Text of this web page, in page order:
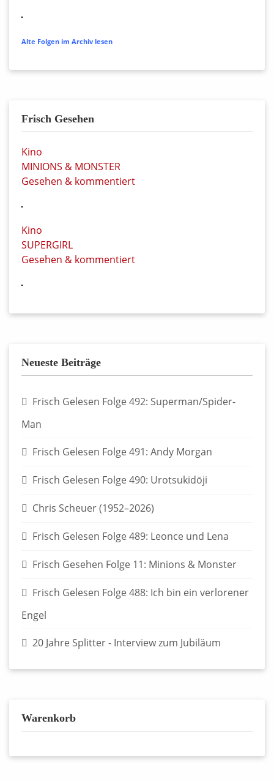
Alte Folgen im Archiv lesen
Frisch Gesehen
Kino
MINIONS & MONSTER
Gesehen & kommentiert
Kino
SUPERGIRL
Gesehen & kommentiert
Neueste Beiträge
Frisch Gelesen Folge 492: Superman/Spider-
Man
Frisch Gelesen Folge 491: Andy Morgan
Frisch Gelesen Folge 490: Urotsukidōji
Chris Scheuer (1952–2026)
Frisch Gelesen Folge 489: Leonce und Lena
Frisch Gesehen Folge 11: Minions & Monster
Frisch Gelesen Folge 488: Ich bin ein verlorener
Engel
20 Jahre Splitter - Interview zum Jubiläum
Warenkorb